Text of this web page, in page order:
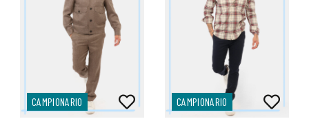
CAMPIONARIO CAMPIONARIO